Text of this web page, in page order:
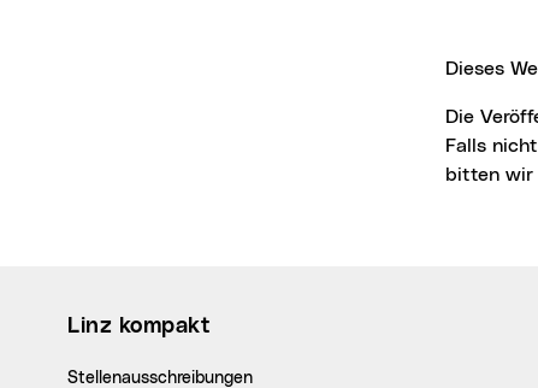
Dieses
Die Veröffentlichung der Bilder ist für Medien honorarfrei, jedoch nur mit Fotonachweis.
Falls
bitten wir
Linz kompakt
Stellenausschreibungen